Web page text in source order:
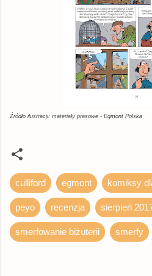
Źródło ilustracji: materiały prasowe - Egmont Polska
culliford egmont komiksy
peyo recenzja sierpień
smerfowanie biżuterii smerfy